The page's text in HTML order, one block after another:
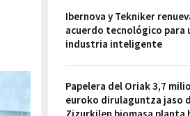
Ibernova y Tekniker
acuerdo tecnológico para
industria inteligente
Papelera del Oriak 3,7
euroko dirulaguntza jaso